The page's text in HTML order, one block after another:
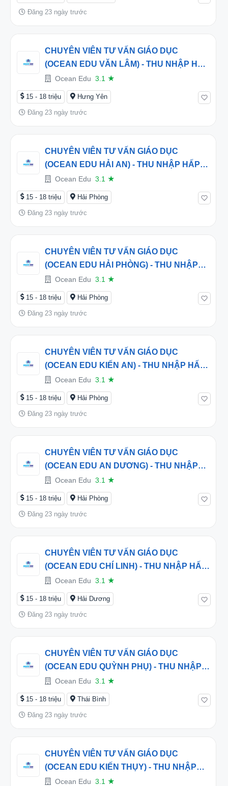
Đăng 23 ngày trước
CHUYÊN VIÊN TƯ VẤN GIÁO DỤC
(OCEAN EDU VĂN LÂM) - THU NHẬP HẤP
DẪN TỪ 15 TRIỆU/THÁNG
Ocean Edu 3.1 ★
15 - 18 triệu Hưng Yên
Đăng 23 ngày trước
CHUYÊN VIÊN TƯ VẤN GIÁO DỤC
(OCEAN EDU HẢI AN) - THU NHẬP HẤP
DẪN TỪ 16 TRIỆU/THÁNG
Ocean Edu 3.1 ★
15 - 18 triệu Hải Phòng
Đăng 23 ngày trước
CHUYÊN VIÊN TƯ VẤN GIÁO DỤC
(OCEAN EDU HẢI PHÒNG) - THU NHẬP
HẤP DẪN TỪ 16 TRIỆU/THÁNG
Ocean Edu 3.1 ★
15 - 18 triệu Hải Phòng
Đăng 23 ngày trước
CHUYÊN VIÊN TƯ VẤN GIÁO DỤC
(OCEAN EDU KIẾN AN) - THU NHẬP HẤP
DẪN TỪ 16 TRIỆU/THÁNG
Ocean Edu 3.1 ★
15 - 18 triệu Hải Phòng
Đăng 23 ngày trước
CHUYÊN VIÊN TƯ VẤN GIÁO DỤC
(OCEAN EDU AN DƯƠNG) - THU NHẬP
HẤP DẪN TỪ 16 TRIỆU/THÁNG
Ocean Edu 3.1 ★
15 - 18 triệu Hải Phòng
Đăng 23 ngày trước
CHUYÊN VIÊN TƯ VẤN GIÁO DỤC
(OCEAN EDU CHÍ LINH) - THU NHẬP HẤP
DẪN TỪ 16 TRIỆU/THÁNG
Ocean Edu 3.1 ★
15 - 18 triệu Hải Dương
Đăng 23 ngày trước
CHUYÊN VIÊN TƯ VẤN GIÁO DỤC
(OCEAN EDU QUỲNH PHỤ) - THU NHẬP
HẤP DẪN TỪ 16 TRIỆU/THÁNG
Ocean Edu 3.1 ★
15 - 18 triệu Thái Bình
Đăng 23 ngày trước
CHUYÊN VIÊN TƯ VẤN GIÁO DỤC
(OCEAN EDU KIẾN THỤY) - THU NHẬP
HẤP DẪN TỪ 16 TRIỆU/THÁNG
Ocean Edu 3.1 ★